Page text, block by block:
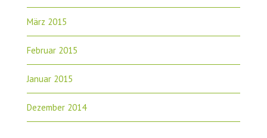
März 2015
Februar 2015
Januar 2015
Dezember 2014